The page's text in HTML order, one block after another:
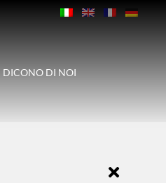
DICONO DI NOI